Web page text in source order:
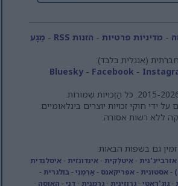
- מדיניות פרטיות- הזנות RSS - מַגָע
(אנגלית בלבד):
Bluesky- Facebook -
על ידי חוקי זכויות יוצרים בינלאומיים.
ללא רשות אסורה.
גם בשפות הבאות:
אזרבייג'נית -אִיטַלְקִית -אינדונזית -איסלנדית
-אסטונית -אפריקאנס -אַרְמֶנִי -בולגרית -
-גוג'ראטי -גרוזינית -גֶרמָנִיָת -דַנִי - האוסה -